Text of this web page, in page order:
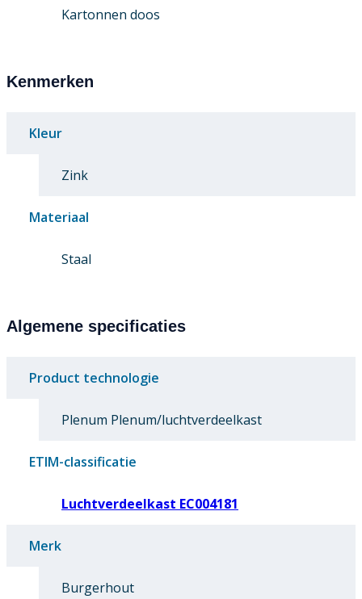
Kartonnen doos
Kenmerken
Kleur
Zink
Materiaal
Staal
Algemene specificaties
Product technologie
Plenum Plenum/luchtverdeelkast
ETIM-classificatie
Luchtverdeelkast EC004181
Merk
Burgerhout